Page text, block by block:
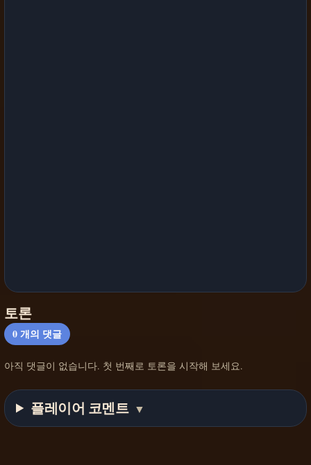
토론
0개의 댓글
아직 댓글이 없습니다. 첫 번째로 토론을 시작해 보세요.
플레이어 코멘트 ▼